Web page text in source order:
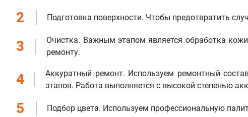
2 Подготовка поверхности. Чтобы предотвратить
3 Очистка. Важным этапом является обработка
ремонту.
4 Аккуратный ремонт. Используем ремонтный
этапов. Работа выполняется с высокой степенью
5 Подбор цвета. Используем профессиональную